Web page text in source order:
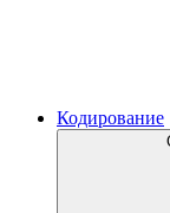
Кодирование